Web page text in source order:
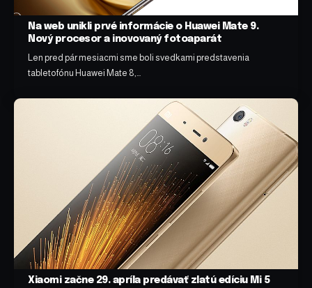
Na web unikli prvé informácie o Huawei Mate 9.
Nový procesor a inovovaný fotoaparát
Len pred pár mesiacmi sme boli svedkami predstavenia
tabletofónu Huawei Mate 8,…
Xiaomi začne 29. apríla predávať zlatú edíciu Mi 5